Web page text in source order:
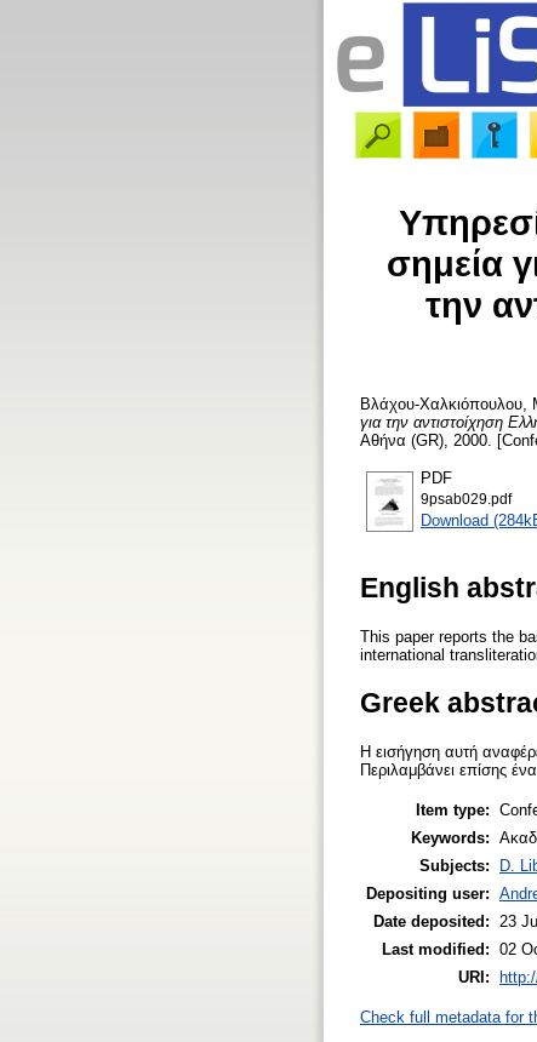
σημεία
την
Βλάχου-Χαλκιόπουλου,
για την αντιστοίχηση
Αθήνα (GR), 2000.
PDF
9psab029.pdf
Download
English
This paper reports the
international
Greek
Η εισήγηση αυτή
Περιλαμβάνει επίσης
Item type:
Keywords:
Subjects:
D.
Depositing user:
Date deposited:
23
Last modified: 02
URI:
Check full metadata for